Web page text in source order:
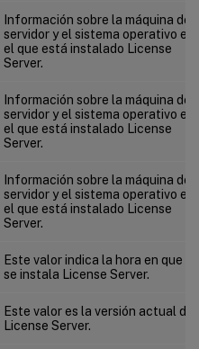
Información sobre la máquina del
servidor y el sistema operativo en
el que está instalado License
Server.
Información sobre la máquina del
servidor y el sistema operativo en
el que está instalado License
Server.
Información sobre la máquina del
servidor y el sistema operativo en
el que está instalado License
Server.
Este valor indica la hora en que
se instala License Server.
Este valor es la versión actual de
License Server.